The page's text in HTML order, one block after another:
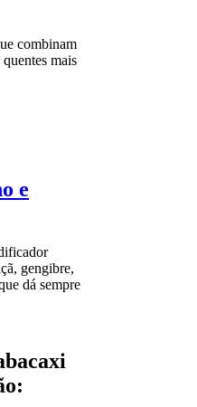
combinam
mais
e
gengibre,
dá sempre